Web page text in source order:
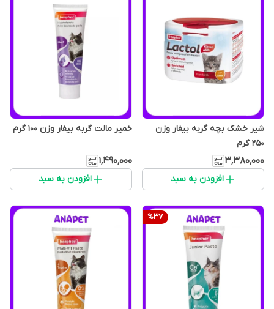
شیر خشک بچه گربه بیفار وزن
250 گرم
۳٬۳۸۰٬۰۰۰
افزودن به سبد
خمیر مالت گربه بیفار وزن ۱۰۰ گرم
۱٬۴۹۰٬۰۰۰
افزودن به سبد
%37